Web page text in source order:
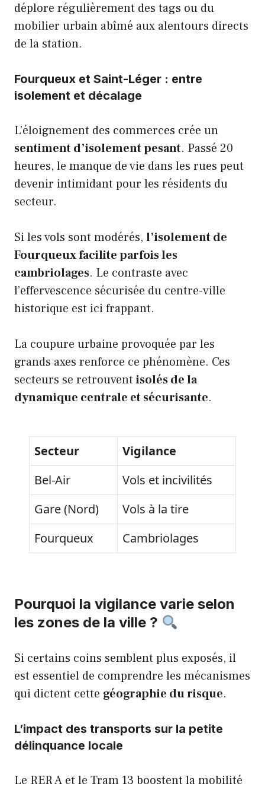
déplore régulièrement des tags ou du
mobilier urbain abîmé aux alentours directs
de la station.
Fourqueux et Saint-Léger : entre
isolement et décalage
L’éloignement des commerces crée un
sentiment d’isolement pesant. Passé 20
heures, le manque de vie dans les rues peut
devenir intimidant pour les résidents du
secteur.
Si les vols sont modérés, l’isolement de
Fourqueux facilite parfois les
cambriolages. Le contraste avec
l’effervescence sécurisée du centre-ville
historique est ici frappant.
La coupure urbaine provoquée par les
grands axes renforce ce phénomène. Ces
secteurs se retrouvent isolés de la
dynamique centrale et sécurisante.
Secteur
Vigilance
Bel-Air
Vols et incivilités
Gare (Nord)
Vols à la tire
Fourqueux
Cambriolages
Pourquoi la vigilance varie selon
les zones de la ville ?
Si certains coins semblent plus exposés, il
est essentiel de comprendre les mécanismes
qui dictent cette géographie du risque.
L’impact des transports sur la petite
délinquance locale
Le RER A et le Tram 13 boostent la mobilité